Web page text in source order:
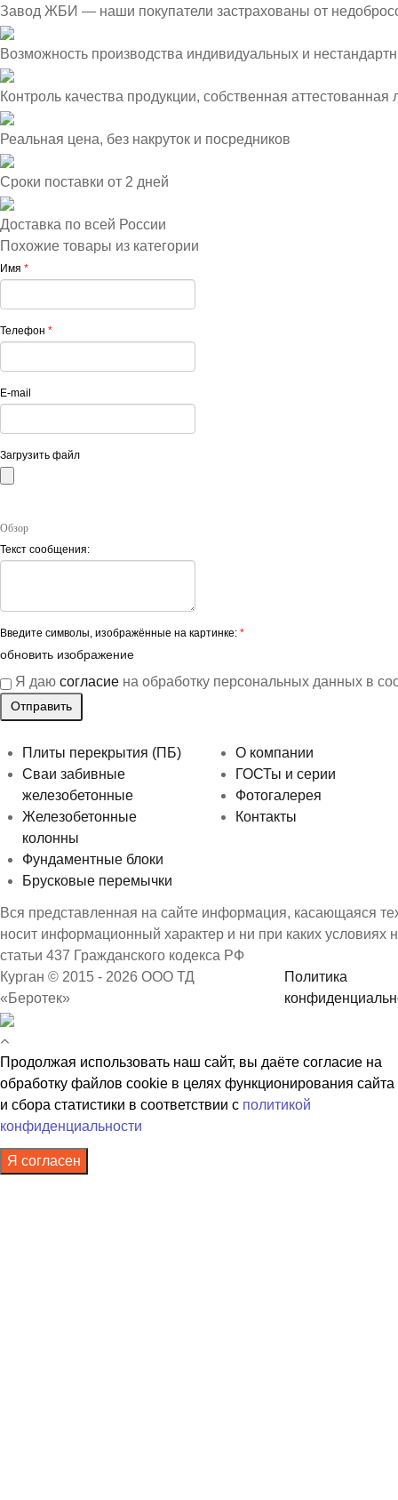
Завод ЖБИ — наши покупатели застрахованы от
Возможность производства индивидуальных и
Контроль качества продукции, собственная аттестованная
Реальная цена, без накруток и посредников
Сроки поставки от 2 дней
Доставка по всей России
Похожие товары из категории
Имя *
Телефон *
E-mail
Загрузить файл
Обзор
Текст сообщения:
Введите символы, изображённые на картинке: *
обновить изображение
Я даю согласие на обработку персональных данных в
Плиты перекрытия (ПБ)
Сваи забивные
железобетонные
Железобетонные
колонны
Фундаментные блоки
Брусковые перемычки
О компании
ГОСТы и серии
Фотогалерея
Контакты
Вся представленная на сайте информация, касающаяся
носит информационный характер и ни при каких
статьи 437 Гражданского кодекса РФ
Курган © 2015 - 2026 ООО ТД
«Беротек»
Политика
Продолжая использовать наш сайт, вы даёте согласие на
обработку файлов cookie в целях функционирования сайта
и сбора статистики в соответствии с политикой
конфиденциальности
Я согласен